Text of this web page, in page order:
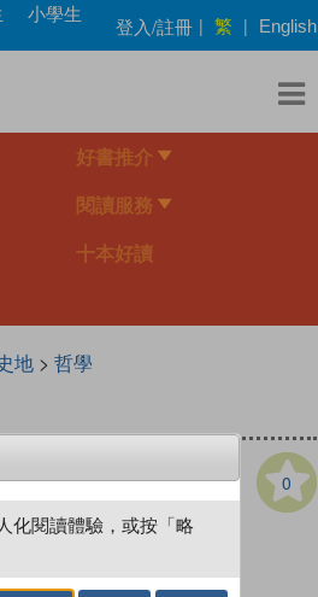
小學生
登入/註冊 | 繁 | English
好書推介
閱讀服務
十本好讀
地> 哲學
0
化閱讀體驗，或按「略